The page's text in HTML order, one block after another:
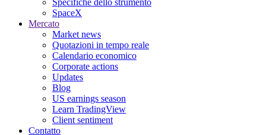
SpaceX
Mercato
Market news
Quotazioni in tempo reale
Calendario economico
Corporate actions
Updates
Blog
US earnings season
Learn TradingView
Client sentiment
Contatto